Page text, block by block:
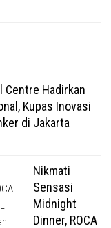
Centre Hadirkan
Kupas Inovasi
di Jakarta
Nikmati
Sensasi
Midnight
Dinner, ROCA